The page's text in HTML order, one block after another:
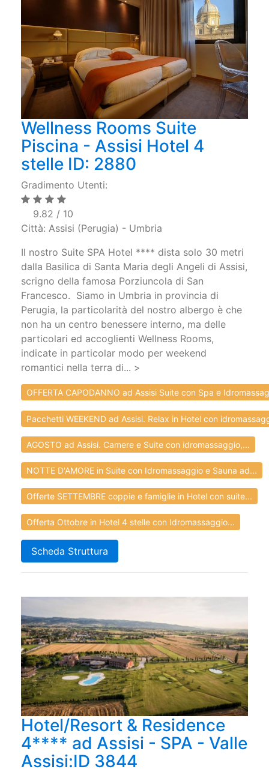
Wellness Rooms Suite
Piscina - Assisi Hotel 4
stelle ID: 2880
Gradimento Utenti:
9.82 / 10
Città: Assisi (Perugia) - Umbria
Il nostro Suite SPA Hotel **** dista solo 30 metri
dalla Basilica di Santa Maria degli Angeli di Assisi,
scrigno della famosa Porziuncola di San
Francesco. Siamo in Umbria in provincia di
Perugia, la particolarità del nostro albergo è che
non ha un centro benessere interno, ma delle
particolari ed accoglienti Wellness Rooms,
indicate in particolar modo per weekend
romantici nella terra di... >
OFFERTA CAPODANNO ad Assisi Suite con Spa e
Pacchetti WEEKEND ad Assisi. Relax in Hotel con
AGOSTO ad Assisi. Camere e Suite con idromassaggio,...
NOTTE D'AMORE in Suite con Idromassaggio e Sauna ad...
Offerte SETTEMBRE coppie e famiglie in Hotel con suite...
Offerta Ottobre in Hotel 4 stelle con Idromassaggio...
Scheda Struttura
Hotel/Resort & Residence
4**** ad Assisi - SPA - Valle
Assisi:ID 3844